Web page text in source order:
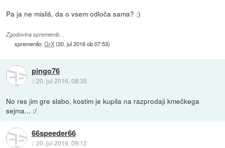
Pa ja ne misliš, da o vsem odloča sama? :)
Zgodovina sprememb…
spremenilo:GrX(20. jul 2016 ob 07:53)
pingo76
::20. jul 2016, 08:35
No res jim gre slabo, kostim je kupila na razprodaji kmečkega
sejma... :/
66speeder66
::20. jul 2016, 09:12